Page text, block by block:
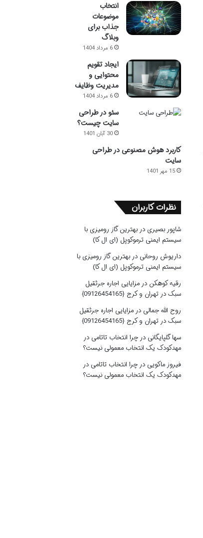
انتخاب
موضوعات
جذاب برای
وبلاگ
6 مرداد 1404
ایجاد تقویم
محتوایی و
مدیریت وظایف
6 مرداد 1404
سئو در طراحی
سایت چیست؟
30 آبان 1401
کاربرد هوش مصنوعی در طراحی
سایت
15 مهر 1401
نظرات کاربران
شاپور بصیریدر بهترین گاز رومیزی با
سیستم ایمنی ترموکوپل (ای ال کا)
داریوش روحانی در بهترین گاز رومیزی با
سیستم ایمنی ترموکوپل (ای ال کا)
رقیه کوهکن در مزایایی اجاره جرثقیل
سبک در تهران و کرج {09126454165}
روح الله جمالی در مزایایی اجاره جرثقیل
سبک در تهران و کرج {09126454165}
سها گلپایگانی در چرا انتخاب تاتامی در
مهدکودک یک انتخاب معمولی نیست؟
فیروز ماکویی در چرا انتخاب تاتامی در
مهدکودک یک انتخاب معمولی نیست؟